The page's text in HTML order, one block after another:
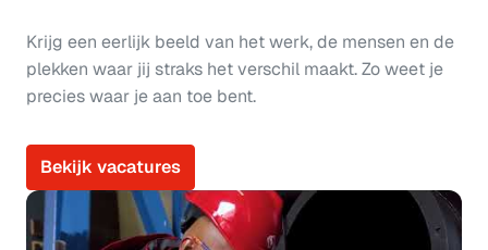
Krijg een eerlijk beeld van het werk, de mensen en de
plekken waar jij straks het verschil maakt. Zo weet je
precies waar je aan toe bent.
Bekijk vacatures